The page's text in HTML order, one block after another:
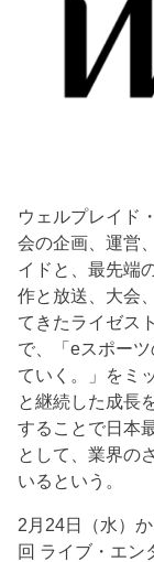
ウェルプレイド
会の企画、運営
イドと、最先端
作と放送、大会
てきたライゼス
で、「eスポー
ていく。」をミ
と継続した成長
することで日本
として、業界の
いるという。
2月24日（水）
回 ライブ・エン